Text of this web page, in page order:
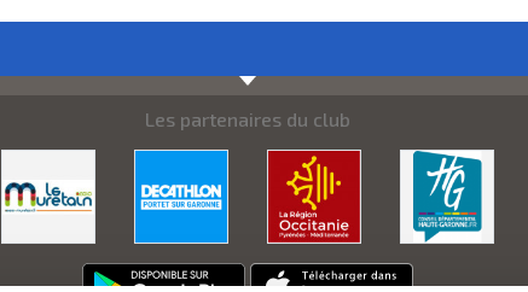
Les partenaires du club